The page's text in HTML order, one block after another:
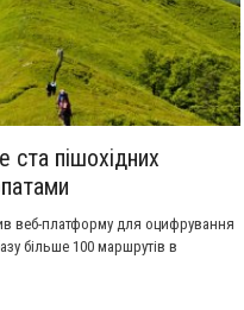
ста пішохідних
веб-платформу для оцифрування
більше 100 маршрутів в